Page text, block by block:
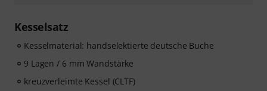
Kesselsatz
Kesselmaterial: handselektierte deutsche Buche
9 Lagen / 6 mm Wandstärke
kreuzverleimte Kessel (CLTF)